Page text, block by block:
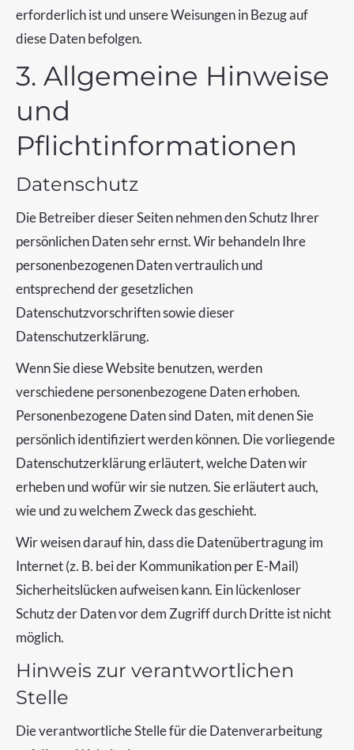
erforderlich ist und unsere Weisungen in Bezug auf
diese Daten befolgen.
3. Allgemeine Hinweise
und
Pflichtinformationen
Datenschutz
Die Betreiber dieser Seiten nehmen den Schutz Ihrer
persönlichen Daten sehr ernst. Wir behandeln Ihre
personenbezogenen Daten vertraulich und
entsprechend der gesetzlichen
Datenschutzvorschriften sowie dieser
Datenschutzerklärung.
Wenn Sie diese Website benutzen, werden
verschiedene personenbezogene Daten erhoben.
Personenbezogene Daten sind Daten, mit denen Sie
persönlich identifiziert werden können. Die vorliegende
Datenschutzerklärung erläutert, welche Daten wir
erheben und wofür wir sie nutzen. Sie erläutert auch,
wie und zu welchem Zweck das geschieht.
Wir weisen darauf hin, dass die Datenübertragung im
Internet (z. B. bei der Kommunikation per E-Mail)
Sicherheitslücken aufweisen kann. Ein lückenloser
Schutz der Daten vor dem Zugriff durch Dritte ist nicht
möglich.
Hinweis zur verantwortlichen
Stelle
Die verantwortliche Stelle für die Datenverarbeitung